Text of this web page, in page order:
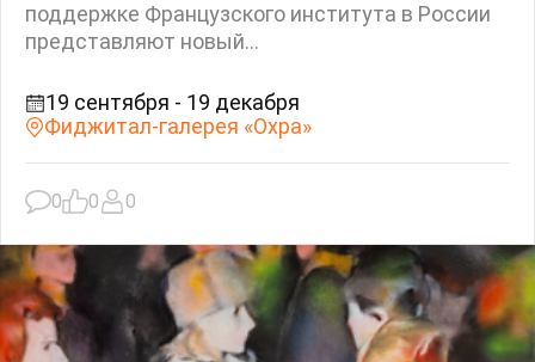
поддержке Французского института в России
представляют новый...
19 сентября - 19 декабря
Фиджитал-галерея «Охра»
0 0 0